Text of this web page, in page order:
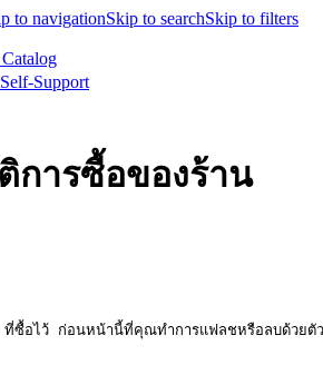
to navigationSkip to searchSkip to filters
Catalog
Self-Support
การซื้อของร้าน
ซื้อไว้ ก่อนหน้านี้ที่คุณทำการแฟลชหรือลบด้วย